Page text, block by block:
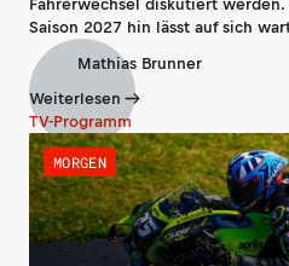
Fahrerwechsel diskutiert werden.
Saison 2027 hin lässt auf sich
Mathias Brunner
Weiterlesen
TV-Programm
MORGEN